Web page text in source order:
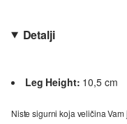
Detalji
Leg Height: 10,5 cm
Niste sigurni koja veličina Vam